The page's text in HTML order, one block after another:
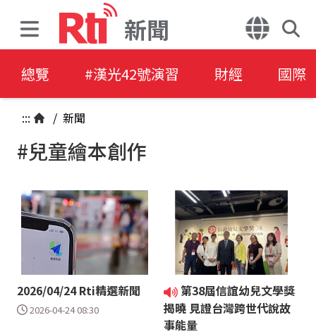
新聞
總覽 #漢光42號演習 財經 國際
::: / 新聞
#兒童繪本創作
2026/04/24 Rti精選新聞
2026-04-24 08:30
第38屆信誼幼兒文學獎
揭曉 見證台灣跨世代說故
事能量